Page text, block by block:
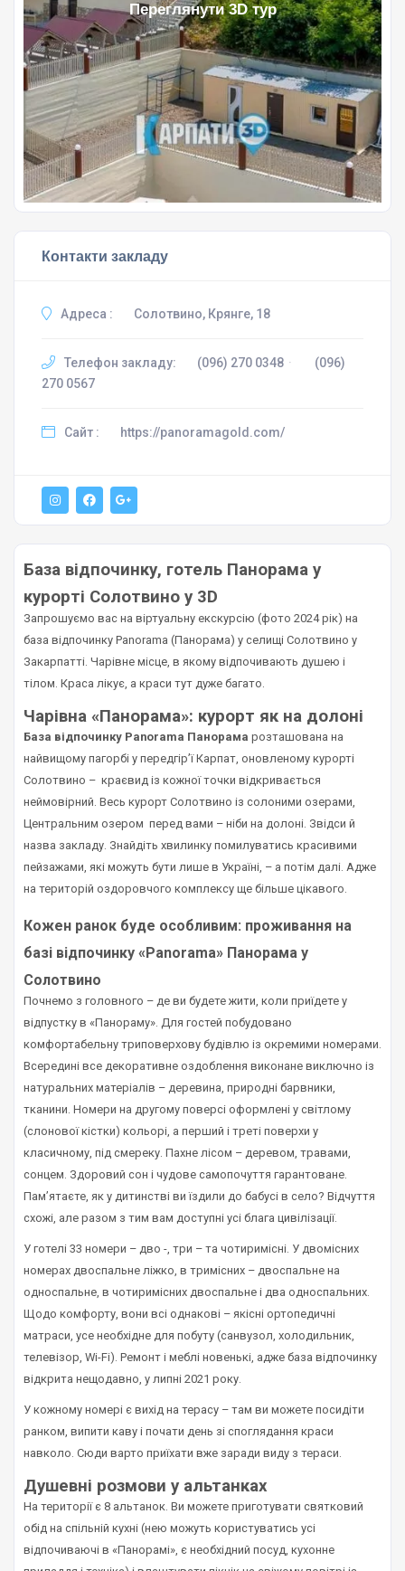
Переглянути 3D тур
Контакти закладу
Адреса : Солотвино, Крянге, 18
Телефон закладу: (096) 270 0348 ·
(096)
270 0567
Сайт : https://panoramagold.com/
База відпочинку, готель Панорама у
курорті Солотвино у 3D
Запрошуємо вас на віртуальну екскурсію (фото 2024 рік) на
база відпочинку Panorama (Панорама) у селищі Солотвино у
Закарпатті. Чарівне місце, в якому відпочивають душею і
тілом. Краса лікує, а краси тут дуже багато.
Чарівна «Панорама»: курорт як на долоні
База відпочинку Panorama Панорама розташована на
найвищому пагорбі у передгір’ї Карпат, оновленому курорті
Солотвино – краєвид із кожної точки відкривається
неймовірний. Весь курорт Солотвино із солоними озерами,
Центральним озером перед вами – ніби на долоні. Звідси й
назва закладу. Знайдіть хвилинку помилуватись красивими
пейзажами, які можуть бути лише в Україні, – а потім далі. Адже
на територій оздоровчого комплексу ще більше цікавого.
Кожен ранок буде особливим: проживання на
базі відпочинку «Panorama» Панорама у
Солотвино
Почнемо з головного – де ви будете жити, коли приїдете у
відпустку в «Панораму». Для гостей побудовано
комфортабельну триповерхову будівлю із окремими номерами.
Всередині все декоративне оздоблення виконане виключно із
натуральних матеріалів – деревина, природні барвники,
тканини. Номери на другому поверсі оформлені у світлому
(слонової кістки) кольорі, а перший і треті поверхи у
класичному, під смереку. Пахне лісом – деревом, травами,
сонцем. Здоровий сон і чудове самопочуття гарантоване.
Пам’ятаєте, як у дитинстві ви їздили до бабусі в село? Відчуття
схожі, але разом з тим вам доступні усі блага цивілізації.
У готелі 33 номери – дво -, три – та чотиримісні. У двомісних
номерах двоспальне ліжко, в тримісних – двоспальне на
односпальне, в чотиримісних двоспальне і два односпальних.
Щодо комфорту, вони всі однакові – якісні ортопедичні
матраси, усе необхідне для побуту (санвузол, холодильник,
телевізор, Wi-Fi). Ремонт і меблі новенькі, адже база відпочинку
відкрита нещодавно, у липні 2021 року.
У кожному номері є вихід на терасу – там ви можете посидіти
ранком, випити каву і почати день зі споглядання краси
навколо. Сюди варто приїхати вже заради виду з тераси.
Душевні розмови у альтанках
На території є 8 альтанок. Ви можете приготувати святковий
обід на спільній кухні (нею можуть користуватись усі
відпочиваючі в «Панорамі», є необхідний посуд, кухонне